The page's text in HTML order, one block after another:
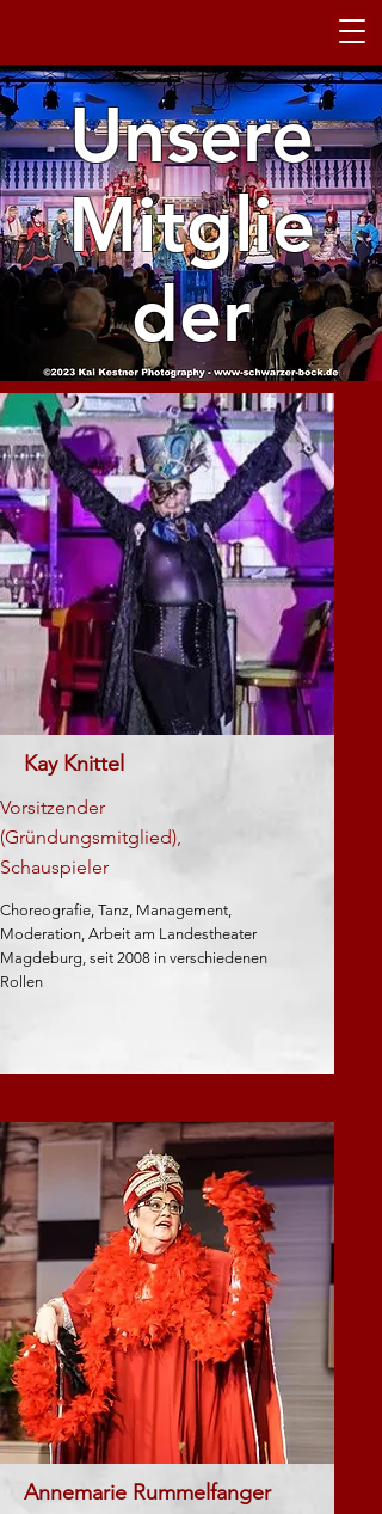
Unsere
Mitglie
der
Kay Knittel
Vorsitzender
(Gründungsmitglied),
Schauspieler
Choreografie, Tanz, Management,
Moderation, Arbeit am Landestheater
Magdeburg, seit 2008 in verschiedenen
Rollen
Annemarie Rummelfanger